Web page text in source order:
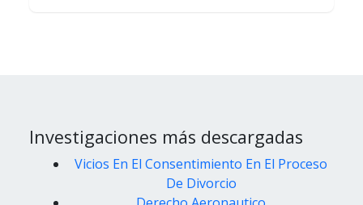
Investigaciones más descargadas
Vicios En El Consentimiento En El Proceso
De Divorcio